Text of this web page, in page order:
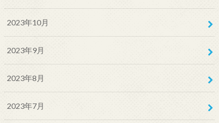
2023年10月
2023年9月
2023年8月
2023年7月